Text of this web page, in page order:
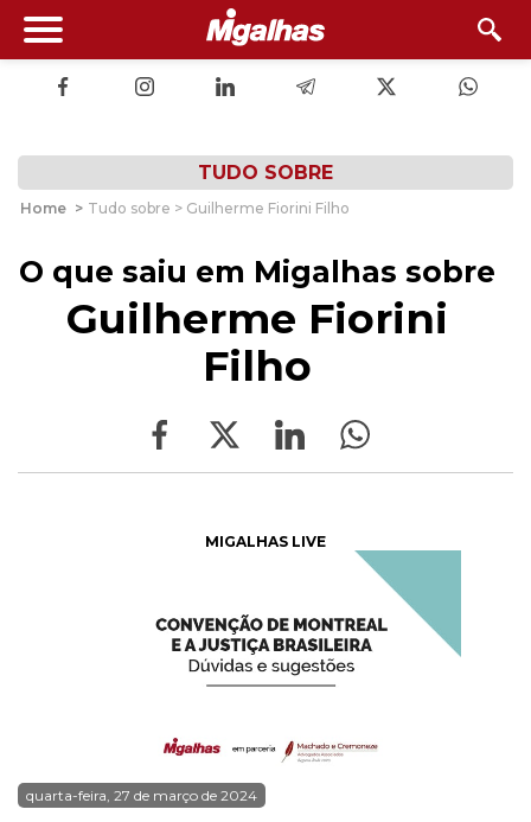
TUDO SOBRE
Home > Tudo sobre > Guilherme Fiorini Filho
O que saiu em Migalhas sobre
Guilherme Fiorini
Filho
MIGALHAS LIVE
quarta-feira, 27 de março de 2024